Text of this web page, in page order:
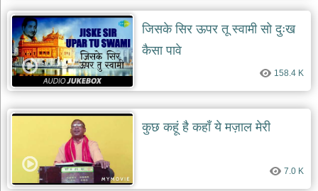
जिसके सिर ऊपर तू स्वामी सो दुःख
कैसा पावे
158.4 K
कुछ कहूं है कहाँ ये मज़ाल मेरी
7.0 K